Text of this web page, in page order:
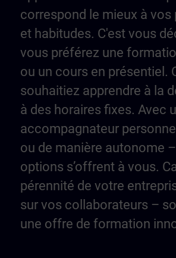
correspond le mieux à vos
et habitudes. C'est vous
vous préférez une
ou un cours en présentiel.
souhaitiez apprendre à la
à des horaires fixes. Avec
accompagnateur
ou de manière autonome
options s’offrent à vous.
pérennité de votre
sur vos collaborateurs –
une offre de formation